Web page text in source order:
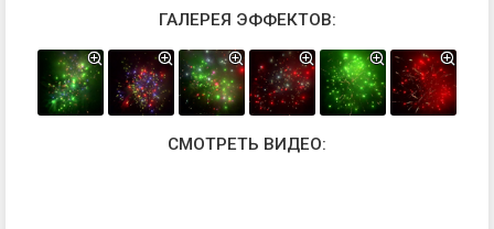
ГАЛЕРЕЯ ЭФФЕКТОВ:
СМОТРЕТЬ ВИДЕО: